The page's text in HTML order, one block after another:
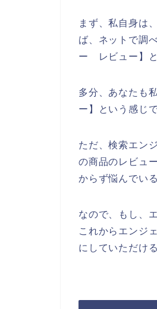
まず、私自身は
ば、ネットで調
ー レビュー】と
多分、あなたも
ー】という感じ
ただ、検索エン
の商品のレビュ
からず悩んでい
なので、もし、
これからエンジ
にしていただけ